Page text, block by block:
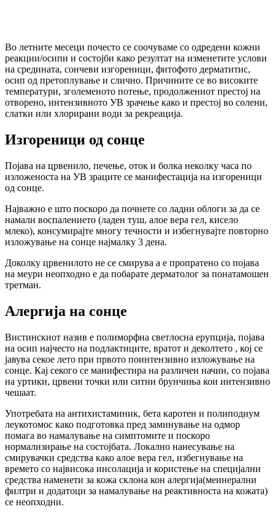
Во летните месеци почесто се соочуваме со одредени кожни
реакции/осипи и состојби како резултат на изменетите услови
на средината, сончеви изгореници, фитофото дерматитис,
осип од претоплување и слично. Причините се во високите
температури, зголеменото потење, продолжениот престој на
отворено, интензивното УВ зрачење како и престој во солени,
слатки или хлорирани води за рекреација.
Изгореници од сонце
Појава на црвенило, печење, оток и болка неколку часа по
изложеноста на УВ зраците се манифестација на изгореници
од сонце.
Најважно е што поскоро да почнете со ладни облоги за да се
намали воспалението (ладен туш, алое вера гел, кисело
млеко), консумирајте многу течности и избегнувајте повторно
изложување на сонце најмалку 3 дена.
Доколку црвенилото не се смирува а е пропратено со појава
на меури неопходно е да побарате дерматолог за понатамошен
третман.
Алергија на сонце
Вистинскиот назив е полиморфна светлосна ерупција, појава
на осип најчесто на подлактиците, вратот и деколтето , кој се
јавува секое лето при првото поинтензивно изложување на
сонце. Кај секого се манифестира на различен начин, со појава
на уртики, црвени точки или ситни брунчиња кои интензивно
чешаат.
Употребата на антихистаминик, бета каротен и полиподиум
леукотомос како подготовка пред заминување на одмор
помага во намалување на симптомите и поскоро
нормализирање на состојбата. Локално нанесување на
смирувачки средства како алое вера гел, избегнување на
времето со највисока инсолација и користење на специјални
средства наменети за кожа склона кон алергија(меинерални
филтри и додатоци за намалување на реактивноста на кожата)
се неопходни.